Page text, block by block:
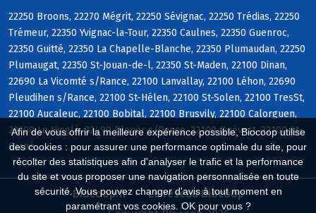
Afin de vous offrir la meilleure expérience possible, Biocoop utilise
des cookies : pour assurer une performance optimale du site, pour
récolter des statistiques afin d'analyser le trafic et la performance
du site et vous proposer une navigation personnalisée en toute
sécurité. Vous pouvez changer d'avis à tout moment en
paramétrant vos cookies. OK pour vous ?
22250 Broons, 22270 Mégrit, 22250 Sévignac, 22250 Trédias, 22250
Trémeur, 22350 Yvignac-la-Tour, 22350 Caulnes, 22350 Guenroc,
22350 Guitté, 22350 La Chapelle-Blanche, 22350 Plumaudan, 22250
Plumaugat, 22350 St-Jouan-de-l, 22350 St-Maden, 22100 Dinan,
22690 La Vicomté s/Rance, 22100 Lanvallay, 22100 Léhon, 22690
Pleudihen s/Rance, 22100 St-Hélen, 22100 St-Solen, 22100 TresSt,
22100 Aucaleuc, 22100 Bobital, 22100 Brusvily, 22100 Calorguen,
22100 Le Hinglé, 22490 Plouër s/Rance, 22100 Quévert, 22100 St-
Carné
Biocoop.fr
Le réseau Biocoop